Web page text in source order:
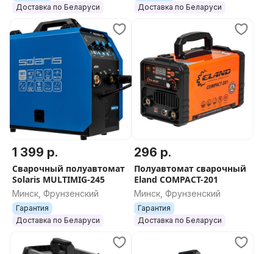
Доставка по Беларуси
Доставка по Беларуси
1 399 р.
Сварочный полуавтомат
Solaris MULTIMIG-245
Минск, Фрунзенский
Гарантия
Доставка по Беларуси
296 р.
Полуавтомат сварочный
Eland COMPACT-201
Минск, Фрунзенский
Гарантия
Доставка по Беларуси